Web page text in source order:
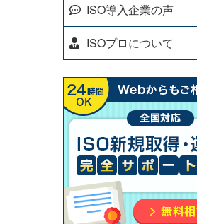
ISO導入企業の声
ISOプロについて